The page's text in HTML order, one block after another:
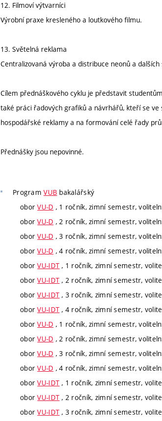
12. Filmoví výtvarníci
Výrobní praxe kresleného a loutkového filmu.
13. Světelná reklama
Centralizovaná výroba a distribuce neonů a
Cílem přednáškového cyklu je představit
také práci řadových grafiků a návrhářů, kteří se ve
hospodářské reklamy a na formování celé řady
Přednášky jsou nepovinné.
ProgramVUB bakalářský
oborVU-D , 1 ročník, zimní semestr,
oborVU-D , 2 ročník, zimní semestr,
oborVU-D , 3 ročník, zimní semestr,
oborVU-D , 4 ročník, zimní semestr,
oborVU-IDT , 1 ročník, zimní semestr,
oborVU-IDT , 2 ročník, zimní semestr,
oborVU-IDT , 3 ročník, zimní semestr,
oborVU-IDT , 4 ročník, zimní semestr,
oborVU-D , 1 ročník, zimní semestr,
oborVU-D , 2 ročník, zimní semestr,
oborVU-D , 3 ročník, zimní semestr,
oborVU-D , 4 ročník, zimní semestr,
oborVU-IDT , 1 ročník, zimní semestr,
oborVU-IDT , 2 ročník, zimní semestr,
oborVU-IDT , 3 ročník, zimní semestr,